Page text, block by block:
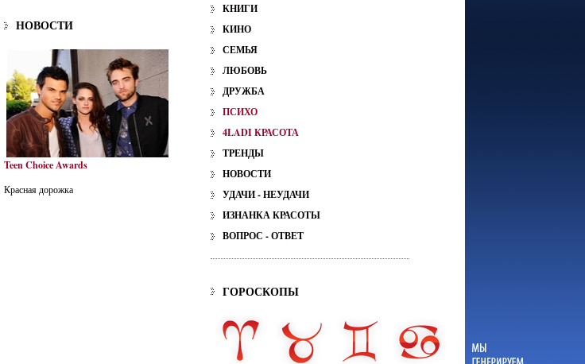
НОВОСТИ
Teen Choice Awards
Красная дорожка
КНИГИ
КИНО
СЕМЬЯ
ЛЮБОВЬ
ДРУЖБА
ПСИХО
4LADI КРАСОТА
ТРЕНДЫ
НОВОСТИ
УДАЧИ - НЕУДАЧИ
ИЗНАНКА КРАСОТЫ
ВОПРОС - ОТВЕТ
ГОРОСКОПЫ